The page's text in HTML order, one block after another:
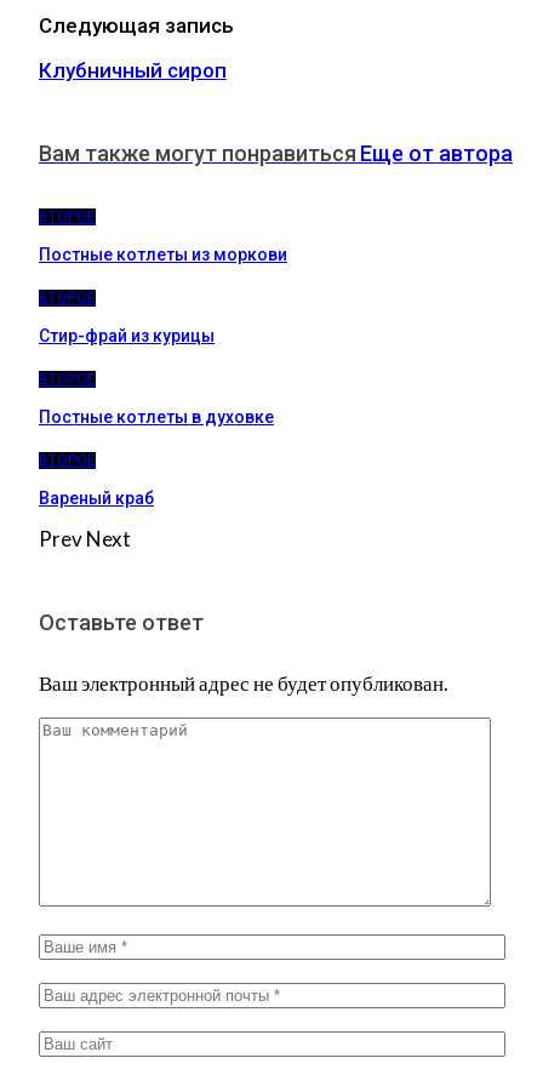
Следующая запись
Клубничный сироп
Вам также могут понравиться Еще от автора
ВТОРОЕ
Постные котлеты из моркови
ВТОРОЕ
Стир-фрай из курицы
ВТОРОЕ
Постные котлеты в духовке
ВТОРОЕ
Вареный краб
PrevNext
Оставьте ответ
Ваш электронный адрес не будет опубликован.